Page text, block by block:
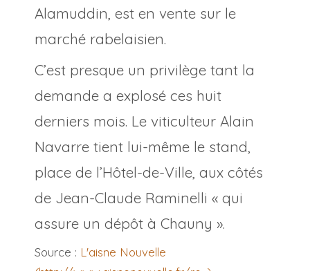
Alamuddin, est en vente sur le
marché rabelaisien.
C’est presque un privilège tant la
demande a explosé ces huit
derniers mois. Le viticulteur Alain
Navarre tient lui-même le stand,
place de l’Hôtel-de-Ville, aux côtés
de Jean-Claude Raminelli « qui
assure un dépôt à Chauny ».
Source : L'aisne Nouvelle